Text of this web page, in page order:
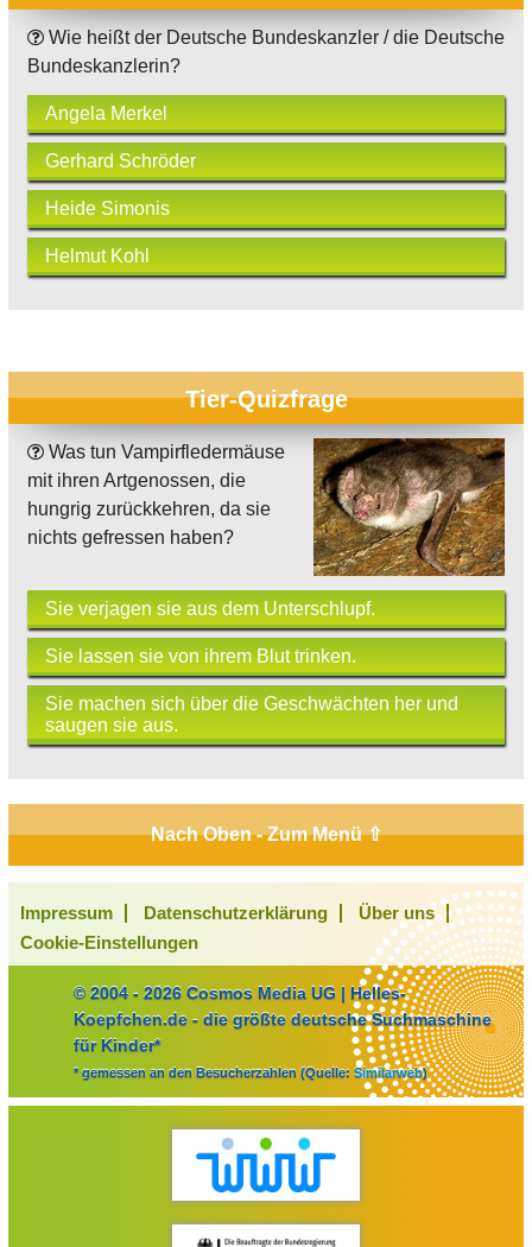
Wie heißt der Deutsche Bundeskanzler / die Deutsche
Bundeskanzlerin?
Angela Merkel
Gerhard Schröder
Heide Simonis
Helmut Kohl
Tier-Quizfrage
Was tun Vampirfledermäuse
mit ihren Artgenossen, die
hungrig zurückkehren, da sie
nichts gefressen haben?
Sie verjagen sie aus dem Unterschlupf.
Sie lassen sie von ihrem Blut trinken.
Sie machen sich über die Geschwächten her und
saugen sie aus.
Nach Oben - Zum Menü ⇧
Impressum Datenschutzerklärung
Über uns
Cookie-Einstellungen
© 2004 - 2026 Cosmos Media UG | Helles-
Koepfchen.de - die größte deutsche Suchmaschine
für Kinder*
* gemessen an den Besucherzahlen (Quelle: Similarweb)